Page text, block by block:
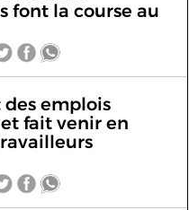
font la course au
emplois
fait venir en